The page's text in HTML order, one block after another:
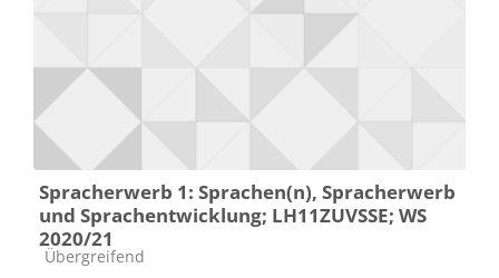
Spracherwerb 1: Sprachen(n), Spracherwerb
und Sprachentwicklung; LH11ZUVSSE; WS
2020/21
Kursbereich
Übergreifend